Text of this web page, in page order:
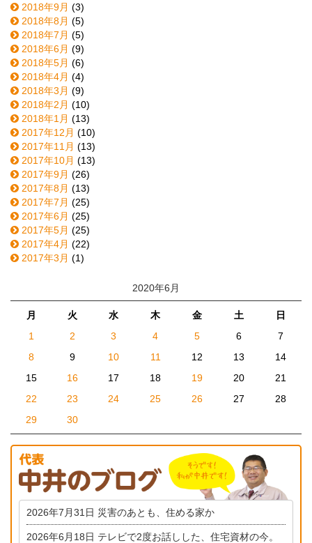
2018年9月 (3)
2018年8月 (5)
2018年7月 (5)
2018年6月 (9)
2018年5月 (6)
2018年4月 (4)
2018年3月 (9)
2018年2月 (10)
2018年1月 (13)
2017年12月 (10)
2017年11月 (13)
2017年10月 (13)
2017年9月 (26)
2017年8月 (13)
2017年7月 (25)
2017年6月 (25)
2017年5月 (25)
2017年4月 (22)
2017年3月 (1)
2020年6月
月 火 水 木 金 土
日
1
2 3 4 5 6
7
8
9 10 11 12 13
14
15
16 17 18 19 20
21
22
23 24 25 26 27
28
29
30
2026年7月31日 災害のあとも、住める家か
2026年6月18日 テレビで2度お話しした、住宅資材の今。